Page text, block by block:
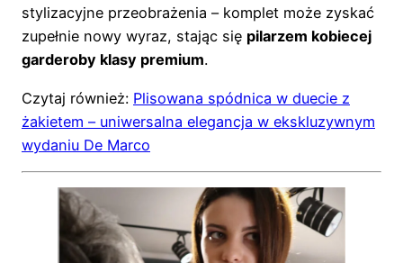
stylizacyjne przeobrażenia – komplet może zyskać
zupełnie nowy wyraz, stając się pilarzem kobiecej
garderoby klasy premium.
Czytaj również: Plisowana spódnica w duecie z
żakietem – uniwersalna elegancja w ekskluzywnym
wydaniu De Marco